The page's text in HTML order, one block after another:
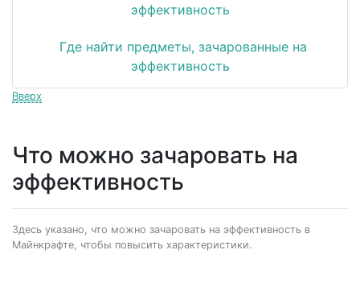
эффективность
Где найти предметы, зачарованные на
эффективность
Вверх
Что можно зачаровать на
эффективность
Здесь указано, что можно зачаровать на эффективность в
Майнкрафте, чтобы повысить характеристики.